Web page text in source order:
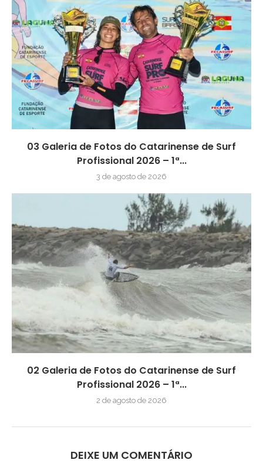
03 Galeria de Fotos do Catarinense de Surf
Profissional 2026 – 1ª...
3 de agosto de 2026
02 Galeria de Fotos do Catarinense de Surf
Profissional 2026 – 1ª...
2 de agosto de 2026
DEIXE UM COMENTÁRIO